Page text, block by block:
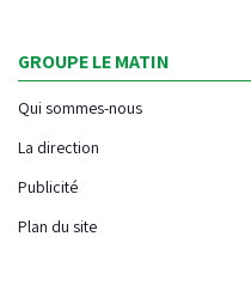
GROUPE LE MATIN
Qui sommes-nous
La direction
Publicité
Plan du site